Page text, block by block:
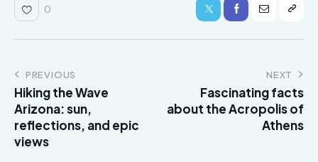
0
PREVIOUS
Hiking the Wave
Arizona: sun,
reflections, and epic
views
NEXT
Fascinating facts
about the Acropolis of
Athens